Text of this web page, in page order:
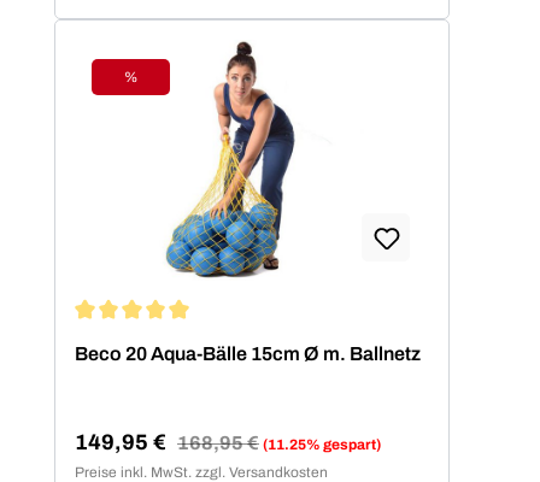
Rabatt
%
Beco 20 Aqua-Bälle 15cm Ø m. Ballnetz
Verkaufspreis:
149,95 € Regulärer Preis:
168,95 € (11.25% gespart)
Preise inkl. MwSt. zzgl. Versandkosten